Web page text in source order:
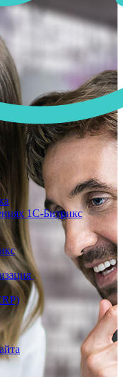
1С-Битрикс